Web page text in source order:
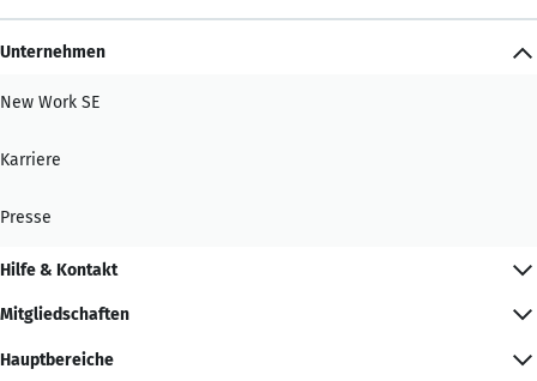
Unternehmen
New Work SE
Karriere
Presse
Hilfe & Kontakt
Mitgliedschaften
Hauptbereiche